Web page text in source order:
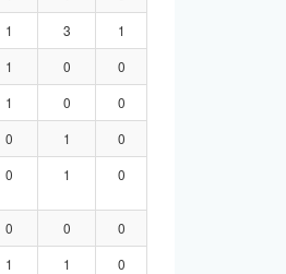
1 3
1
1 0
0
1 0
0
0 1
0
0 1 0
0 0
0
1 1
0